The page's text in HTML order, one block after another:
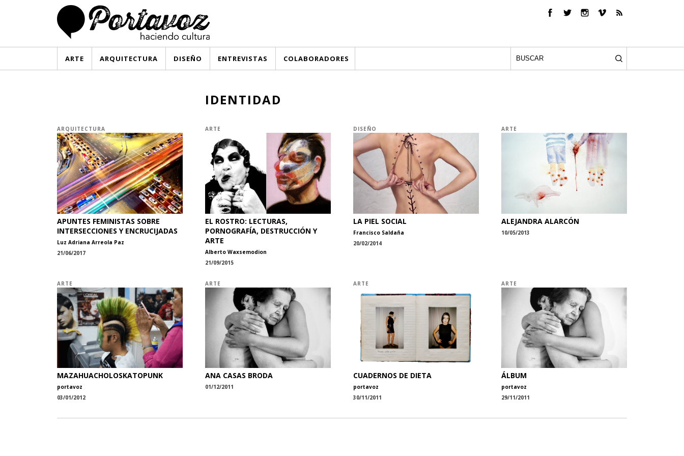
ARTE ARQUITECTURA DISEÑO ENTREVISTAS COLABORADORES
IDENTIDAD
ARQUITECTURA
APUNTES FEMINISTAS SOBRE
INTERSECCIONES Y ENCRUCIJADAS
Luz Adriana Arreola Paz
21/06/2017
ARTE
EL ROSTRO: LECTURAS,
PORNOGRAFÍA, DESTRUCCIÓN Y
ARTE
Alberto Waxsemodion
21/09/2015
DISEÑO
LA PIEL SOCIAL
Francisco Saldaña
20/02/2014
ARTE
ALEJANDRA ALARCÓN
10/05/2013
ARTE
MAZAHUACHOLOSKATOPUNK
portavoz
03/01/2012
ARTE
ANA CASAS BRODA
01/12/2011
ARTE
CUADERNOS DE DIETA
portavoz
30/11/2011
ARTE
ÁLBUM
portavoz
29/11/2011